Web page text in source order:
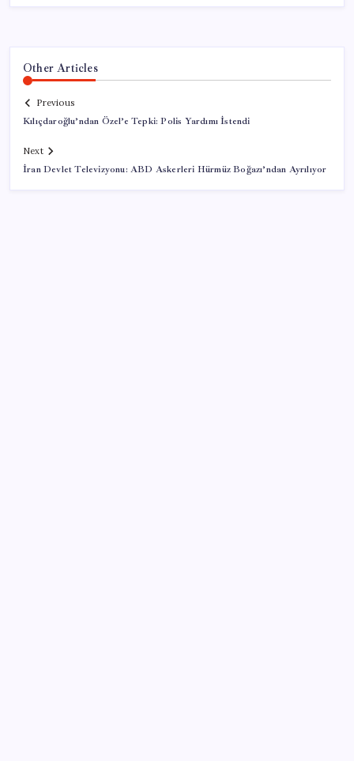
Other Articles
Previous
Kılıçdaroğlu’ndan Özel’e Tepki: Polis Yardımı İstendi
Next
İran Devlet Televizyonu: ABD Askerleri Hürmüz Boğazı’ndan Ayrılıyor